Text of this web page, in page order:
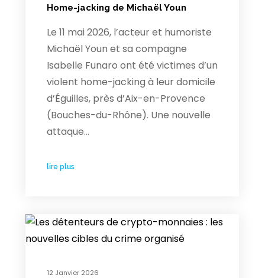
Home-jacking de Michaël Youn
Le 11 mai 2026, l’acteur et humoriste
Michaël Youn et sa compagne
Isabelle Funaro ont été victimes d’un
violent home-jacking à leur domicile
d’Éguilles, près d’Aix-en-Provence
(Bouches-du-Rhône). Une nouvelle
attaque…
lire plus
12 Janvier 2026